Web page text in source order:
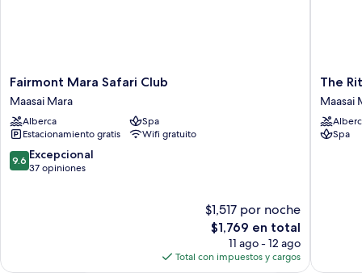
Fairmont
Mara
Safari
Club
Maasai
Mara
Fairmont Mara Safari Club
Maasai Mara
Alberca
Spa
Estacionamiento gratis
Wifi gratuito
9.6
de
9.6 Excepcional
37 opiniones
$1,517 por noche
El
precio
actual
es
$1,769 en total
11 ago - 12 ago
Total con impuestos y cargos
The
Ritz-
Carlton,
Masai
Mara
The
Maasai
Spa